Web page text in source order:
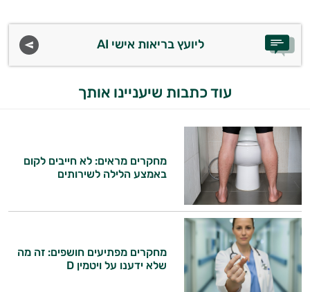
בריאות
ליועץ בריאות אישי AI
עוד כתבות שיעניינו אותך
מחקרים מראים: לא חייבים לקום
באמצע הלילה לשירותים
מחקרים מפתיעים חושפים: זה מה
שלא ידענו על ויטמין D